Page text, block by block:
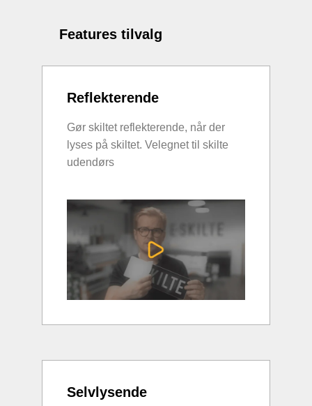
Features tilvalg
Reflekterende
Gør skiltet reflekterende, når der
lyses på skiltet. Velegnet til skilte
udendørs
Selvlysende